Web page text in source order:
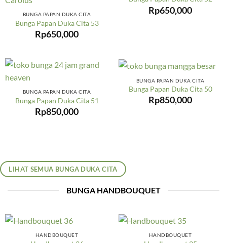
BUNGA PAPAN DUKA CITA
Bunga Papan Duka Cita 53
Rp650,000
Rp650,000
BUNGA PAPAN DUKA CITA
Bunga Papan Duka Cita 51
Rp850,000
BUNGA PAPAN DUKA CITA
Bunga Papan Duka Cita 50
Rp850,000
LIHAT SEMUA BUNGA DUKA CITA
BUNGA HANDBOUQUET
HANDBOUQUET HANDBOUQUET